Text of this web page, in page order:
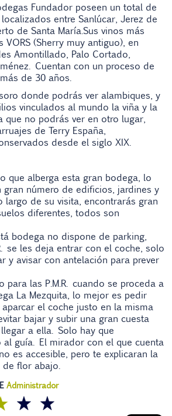
Fundador poseen un total de
entre Sanlúcar, Jerez de
de Santa María.Sus vinos más
(Sherry muy antiguo), en
Amontillado, Palo Cortado,
Cuentan con un proceso de
de 30 años.
donde podrás ver alambiques, y
vinculados al mundo la viña y la
que no podrás ver en otro lugar,
de Terry España,
desde el siglo XIX.
que alberga esta gran bodega, lo
gran número de edificios, jardines y
largo de su visita, encontrarás gran
diferentes, todos son
bodega no dispone de parking,
se les deja entrar con el coche, solo
y avisar con antelación para prever
para las P.M.R. cuando se proceda a
La Mezquita, lo mejor es pedir
el coche justo en la misma
bajar y subir una gran cuesta
a ella. Solo hay que
guía. El mirador con el que cuenta
es accesible, pero te explicaran la
flor abajo.
Administrador